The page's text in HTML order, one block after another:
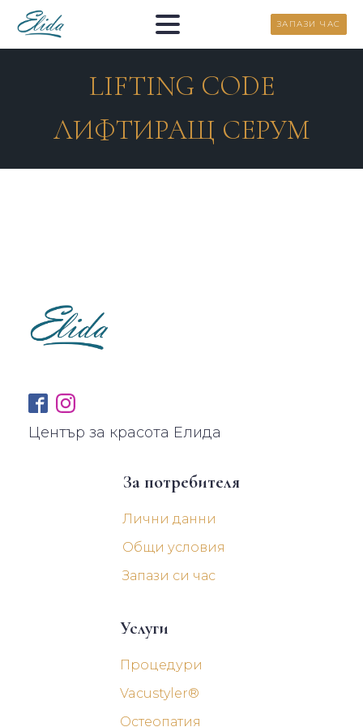
ЗАПАЗИ ЧАС
LIFTING CODE
ЛИФТИРАЩ СЕРУМ
Център за красота Елида
За потребителя
Лични данни
Общи условия
Запази си час
Услуги
Процедури
Vacustyler®
Остеопатия